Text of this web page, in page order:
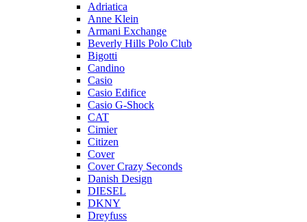
Adriatica
Anne Klein
Armani Exchange
Beverly Hills Polo Club
Bigotti
Candino
Casio
Casio Edifice
Casio G-Shock
CAT
Cimier
Citizen
Cover
Cover Crazy Seconds
Danish Design
DIESEL
DKNY
Dreyfuss